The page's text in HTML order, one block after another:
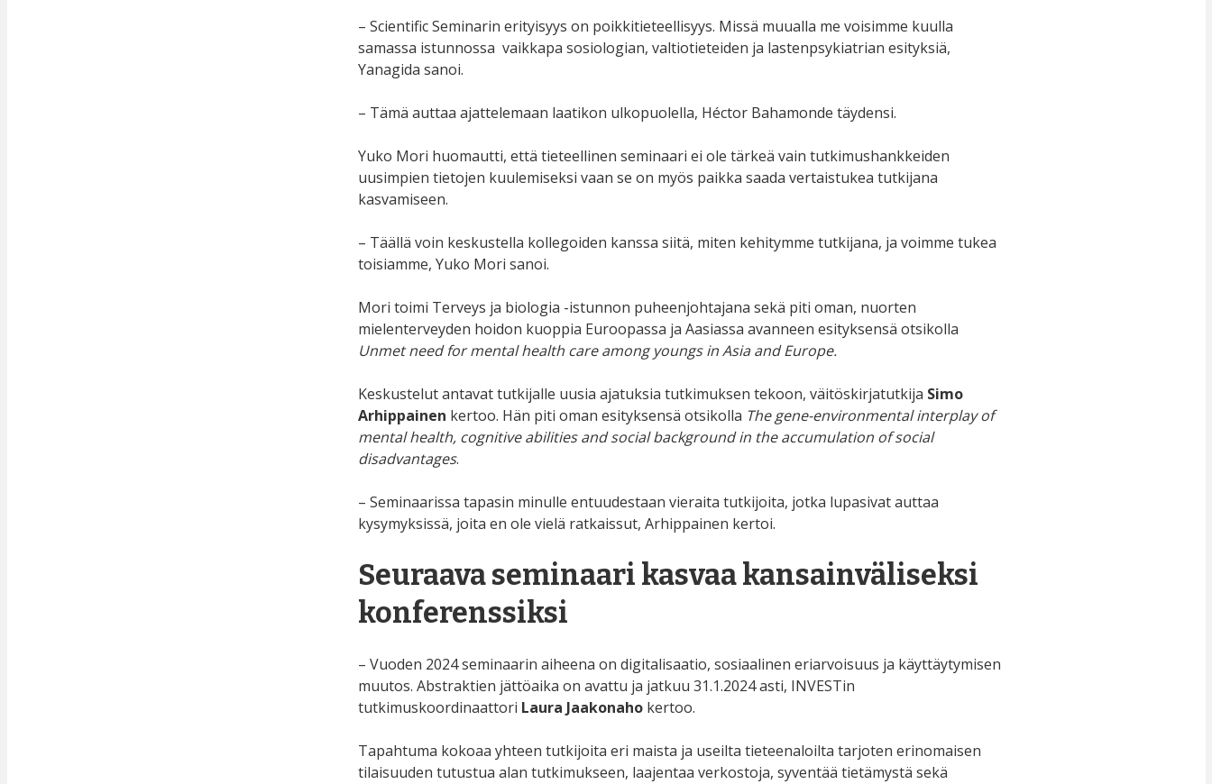
– Scientific Seminarin erityisyys on poikkitieteellisyys. Missä muualla me voisimme kuulla
samassa istunnossa vaikkapa sosiologian, valtiotieteiden ja lastenpsykiatrian esityksiä,
Yanagida sanoi.
– Tämä auttaa ajattelemaan laatikon ulkopuolella, Héctor Bahamonde täydensi.
Yuko Mori huomautti, että tieteellinen seminaari ei ole tärkeä vain tutkimushankkeiden
uusimpien tietojen kuulemiseksi vaan se on myös paikka saada vertaistukea tutkijana
kasvamiseen.
– Täällä voin keskustella kollegoiden kanssa siitä, miten kehitymme tutkijana, ja voimme tukea
toisiamme, Yuko Mori sanoi.
Mori toimi Terveys ja biologia -istunnon puheenjohtajana sekä piti oman, nuorten
mielenterveyden hoidon kuoppia Euroopassa ja Aasiassa avanneen esityksensä otsikolla
Unmet need for mental health care among youngs in Asia and Europe.
Keskustelut antavat tutkijalle uusia ajatuksia tutkimuksen tekoon, väitöskirjatutkija Simo
Arhippainen kertoo. Hän piti oman esityksensä otsikolla The gene-environmental interplay of
mental health, cognitive abilities and social background in the accumulation of social
disadvantages.
– Seminaarissa tapasin minulle entuudestaan vieraita tutkijoita, jotka lupasivat auttaa
kysymyksissä, joita en ole vielä ratkaissut, Arhippainen kertoi.
Seuraava seminaari kasvaa kansainväliseksi
konferenssiksi
– Vuoden 2024 seminaarin aiheena on digitalisaatio, sosiaalinen eriarvoisuus ja käyttäytymisen
muutos. Abstraktien jättöaika on avattu ja jatkuu 31.1.2024 asti, INVESTin
tutkimuskoordinaattori Laura Jaakonahokertoo.
Tapahtuma kokoaa yhteen tutkijoita eri maista ja useilta tieteenaloilta tarjoten erinomaisen
tilaisuuden tutustua alan tutkimukseen, laajentaa verkostoja, syventää tietämystä sekä